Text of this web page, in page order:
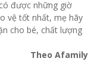
được những giờ
vệ tốt nhất, mẹ hãy
cho bé, chất lượng
Theo Afamily